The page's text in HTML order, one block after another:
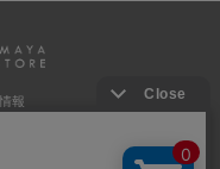
報
プライバシーポリシー